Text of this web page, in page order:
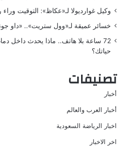
وكيل غوارديولا لـ«عكاظ»: التوقيت
خسائر عميقة لـ«وول ستريت».. «داو جونز» فقد
72 ساعة بلا هاتف.. ماذا يحدث داخل
حياتك؟
تصنيفات
أخبار
أخبار العرب والعالم
اخبار الرياضة السعودية
اخر الاخبار